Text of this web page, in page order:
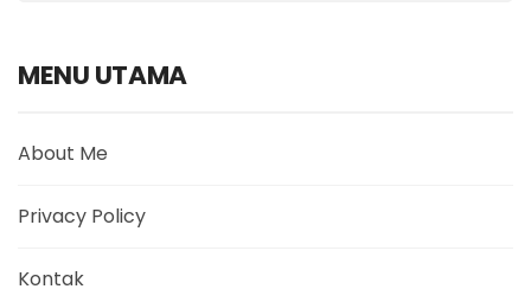
MENU UTAMA
About Me
Privacy Policy
Kontak